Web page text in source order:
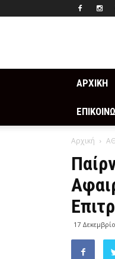
ΑΡΧΙΚΗ
Αρχική
17